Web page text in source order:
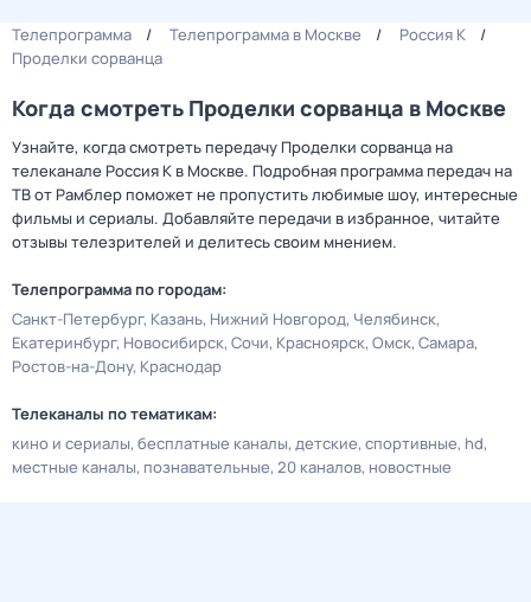
Телепрограмма Телепрограмма в Москве
Россия К
Проделки сорванца
Когда смотреть Проделки сорванца в Москве
Узнайте, когда смотреть передачу Проделки сорванца на
телеканале Россия К в Москве. Подробная программа передач на
ТВ от Рамблер поможет не пропустить любимые шоу, интересные
фильмы и сериалы. Добавляйте передачи в избранное, читайте
отзывы телезрителей и делитесь своим мнением.
Телепрограмма по городам:
Санкт-Петербург Казань Нижний Новгород Челябинск
Екатеринбург Новосибирск Сочи Красноярск Омск Самара
Ростов-на-Дону Краснодар
Телеканалы по тематикам:
кино и сериалы бесплатные каналы детские спортивные hd
местные каналы познавательные 20 каналов новостные